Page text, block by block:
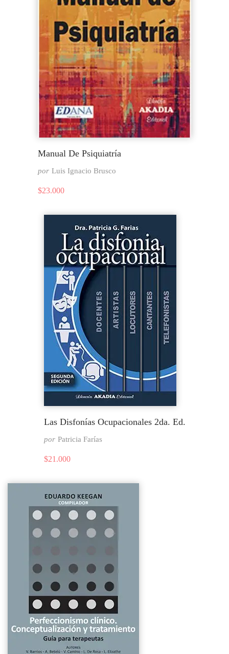
Manual De Psiquiatría
por Luis Ignacio Brusco
$23.000
Las Disfonías Ocupacionales 2da. Ed.
por Patricia Farías
$21.000